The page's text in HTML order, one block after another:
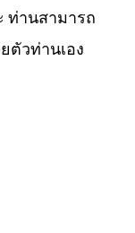
ท่านสามารถ
ตัวท่านเอง